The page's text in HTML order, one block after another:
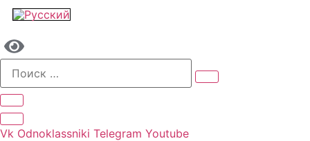
Vk Odnoklassniki Telegram Youtube